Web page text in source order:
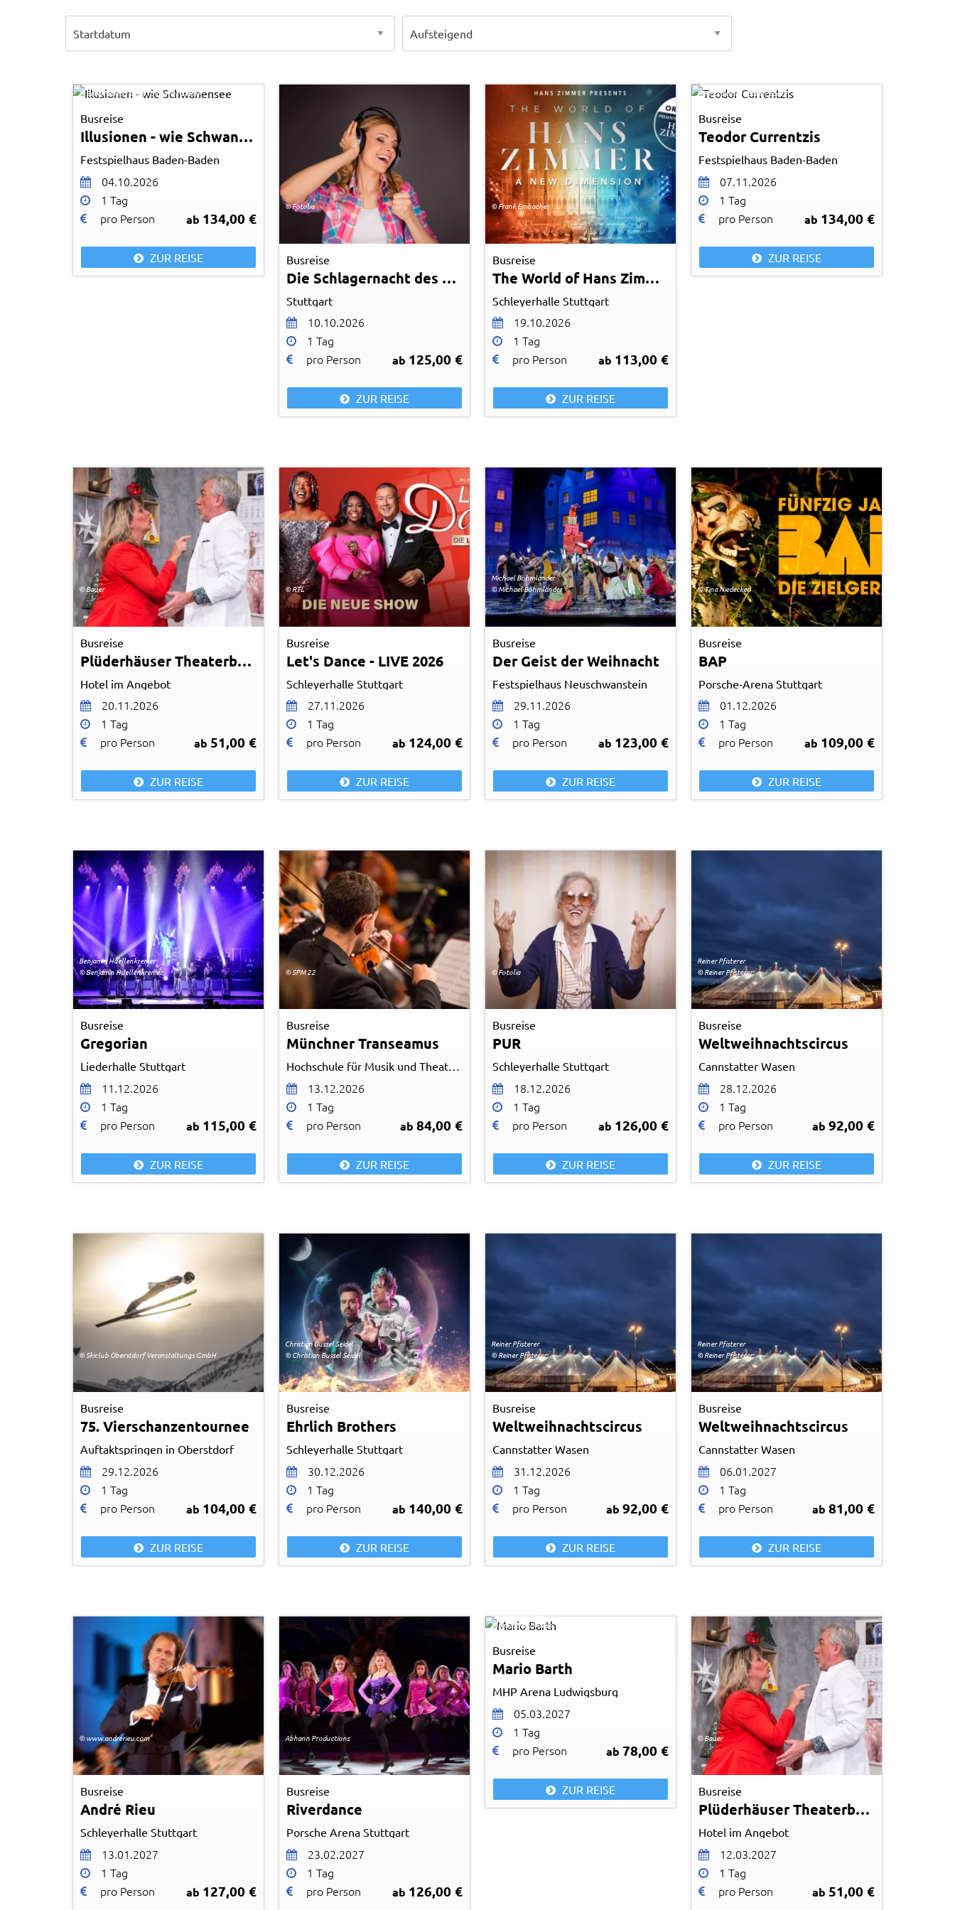
-
© Baden-Baden Kur & Tourismus GmbH
Busreise
Illusionen - wie Schwanensee
Festspielhaus Baden-Baden
04.10.2026
1 Tag
pro Person
ab 134,00 €
ZUR REISE
© Fotolia
Busreise
Die Schlagernacht des Jahres DAS ORIGINAL
Stuttgart
10.10.2026
1 Tag
pro Person
ab 125,00 €
ZUR REISE
© Frank Embacher
Busreise
The World of Hans Zimmer
Schleyerhalle Stuttgart
19.10.2026
1 Tag
pro Person
ab 113,00 €
ZUR REISE
-
© Festspielhaus Baden-Baden
Busreise
Teodor Currentzis
Festspielhaus Baden-Baden
07.11.2026
1 Tag
pro Person
ab 134,00 €
ZUR REISE
© Bauer
Busreise
Plüderhäuser Theaterbrettle
Hotel im Angebot
20.11.2026
1 Tag
pro Person
ab 51,00 €
ZUR REISE
© RTL
Busreise
Let's Dance - LIVE 2026
Schleyerhalle Stuttgart
27.11.2026
1 Tag
pro Person
ab 124,00 €
ZUR REISE
Michael Böhmländer
© Michael Böhmländer
Busreise
Der Geist der Weihnacht
Festspielhaus Neuschwanstein
29.11.2026
1 Tag
pro Person
ab 123,00 €
ZUR REISE
© Tina Niedecken
Busreise
BAP
Porsche-Arena Stuttgart
01.12.2026
1 Tag
pro Person
ab 109,00 €
ZUR REISE
Benjamin Huellenkremer
© Benjamin Huellenkremer
Busreise
Gregorian
Liederhalle Stuttgart
11.12.2026
1 Tag
pro Person
ab 115,00 €
ZUR REISE
© SPM 22
Busreise
Münchner Transeamus
Hochschule für Musik und Theater München
13.12.2026
1 Tag
pro Person
ab 84,00 €
ZUR REISE
© Fotolia
Busreise
PUR
Schleyerhalle Stuttgart
18.12.2026
1 Tag
pro Person
ab 126,00 €
ZUR REISE
Reiner Pfisterer
© Reiner Pfisterer
Busreise
Weltweihnachtscircus
Cannstatter Wasen
28.12.2026
1 Tag
pro Person
ab 92,00 €
ZUR REISE
© Skiclub Oberstdorf Veranstaltungs GmbH
Busreise
75. Vierschanzentournee
Auftaktspringen in Oberstdorf
29.12.2026
1 Tag
pro Person
ab 104,00 €
ZUR REISE
Christian Bussel Seidel
© Christian Bussel Seidel
Busreise
Ehrlich Brothers
Schleyerhalle Stuttgart
30.12.2026
1 Tag
pro Person
ab 140,00 €
ZUR REISE
Reiner Pfisterer
© Reiner Pfisterer
Busreise
Weltweihnachtscircus
Cannstatter Wasen
31.12.2026
1 Tag
pro Person
ab 92,00 €
ZUR REISE
Reiner Pfisterer
© Reiner Pfisterer
Busreise
Weltweihnachtscircus
Cannstatter Wasen
06.01.2027
1 Tag
pro Person
ab 81,00 €
ZUR REISE
© www.andrerieu.com
Busreise
André Rieu
Schleyerhalle Stuttgart
13.01.2027
1 Tag
pro Person
ab 127,00 €
Abhann Productions
Busreise
Riverdance
Porsche Arena Stuttgart
23.02.2027
1 Tag
pro Person
ab 126,00 €
Sebastian Drueen
© Sebastian Drueen
Busreise
Mario Barth
MHP Arena Ludwigsburg
05.03.2027
1 Tag
pro Person
ab 78,00 €
ZUR REISE
© Bauer
Busreise
Plüderhäuser Theaterbrettle
Hotel im Angebot
12.03.2027
1 Tag
pro Person
ab 51,00 €
Rechtliches und AGB
Reiseversicherung